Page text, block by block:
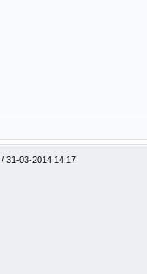
/ 31-03-2014 14:17